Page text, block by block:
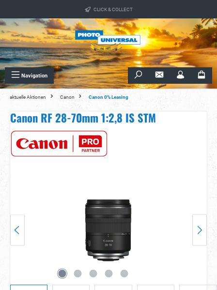
CLICK & COLLECT
Navigation
aktuelle Aktionen Canon Canon 0% Leasing
Canon RF 28-70mm 1:2,8 IS STM